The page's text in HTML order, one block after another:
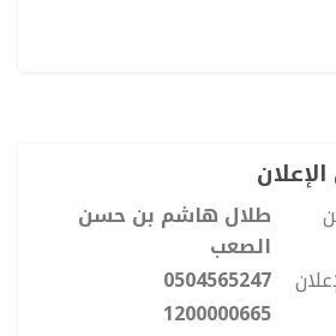
طلال هاشم بن حسن
الصعب
0504565247
1200000665